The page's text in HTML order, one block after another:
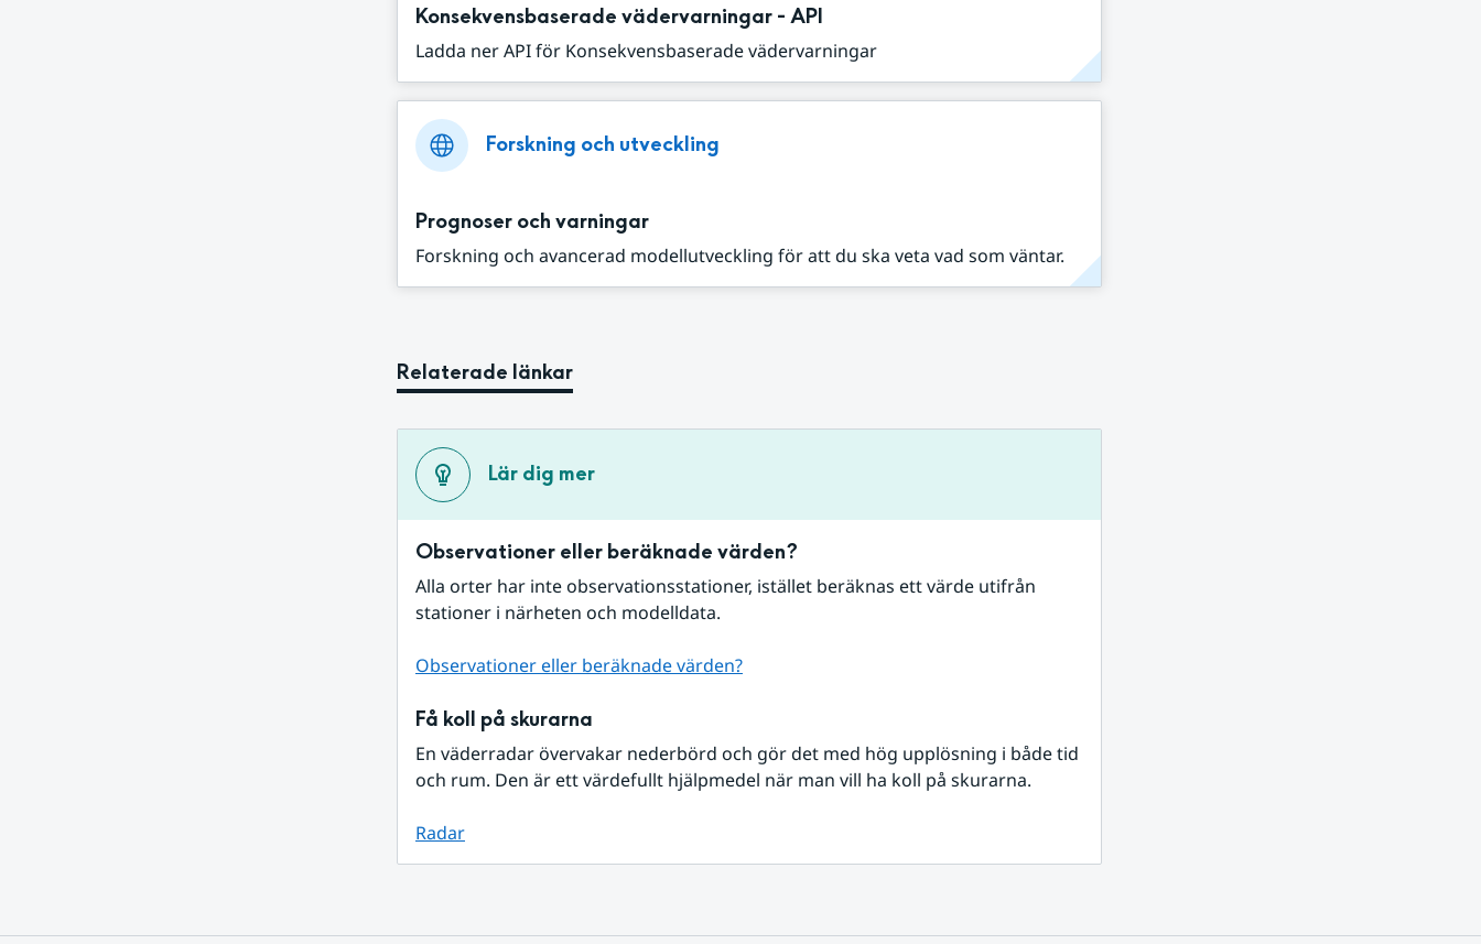
Konsekvensbaserade vädervarningar - API
Ladda ner API för Konsekvensbaserade vädervarningar
Forskning och utveckling
Prognoser och varningar
Forskning och avancerad modellutveckling för att du ska veta vad som väntar.
Relaterade länkar
Lär dig mer
Observationer eller beräknade värden?
Alla orter har inte observationsstationer, istället beräknas ett värde utifrån
stationer i närheten och modelldata.
Observationer eller beräknade värden?
Få koll på skurarna
En väderradar övervakar nederbörd och gör det med hög upplösning i både tid
och rum. Den är ett värdefullt hjälpmedel när man vill ha koll på skurarna.
Radar